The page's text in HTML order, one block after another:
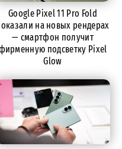
Google Pixel 11 Pro Fold
на новых рендерах
— смартфон получит
подсветку Pixel
Glow